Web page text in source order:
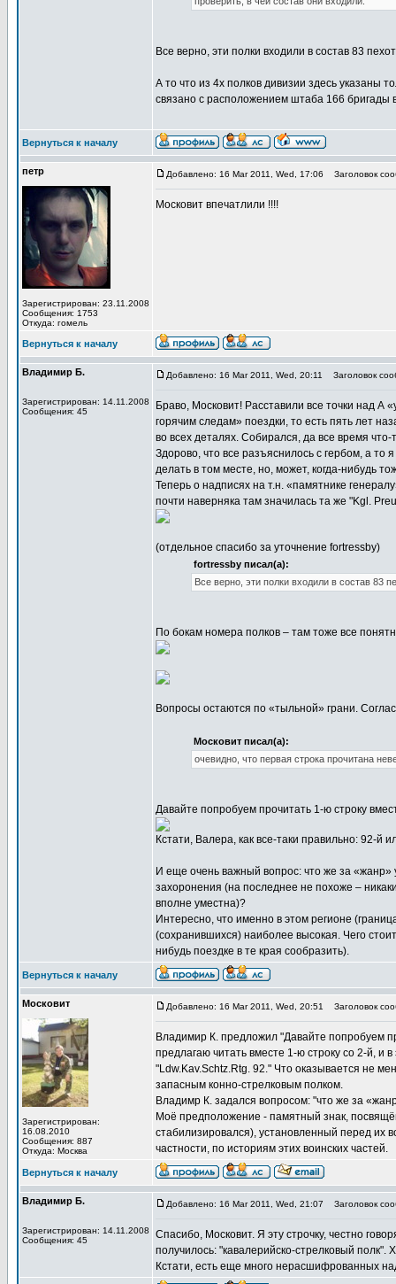
Все верно, эти полки входили в состав 83
А то что из 4х полков дивизии здесь указаны
связано с расположением штаба 166 бригады
Вернуться к началу
петр
Зарегистрирован: 23.11.2008
Сообщения: 1753
Откуда: гомель
Добавлено: 16 Mar 2011, Wed, 17:06 Заголовок
Московит впечатлили !!!!
Вернуться к началу
Владимир Б.
Зарегистрирован: 14.11.2008
Сообщения: 45
Добавлено: 16 Mar 2011, Wed, 20:11 Заголовок
Браво, Московит! Расставили все точки над А
горячим следам» поездки, то есть пять лет
во всех деталях. Собирался, да все время
Здорово, что все разъяснилось с гербом, а то
делать в том месте, но, может, когда-нибудь
Теперь о надписях на т.н. «памятнике
почти наверняка там значилась та же "Kgl.
(отдельное спасибо за уточнение fortressby)
fortressby писал(а):
Все верно, эти полки входили в состав 83
По бокам номера полков – там тоже все
Вопросы остаются по «тыльной» грани.
Московит писал(а):
очевидно, что первая строка прочитана
Давайте попробуем прочитать 1-ю строку
Кстати, Валера, как все-таки правильно: 92-й
И еще очень важный вопрос: что же за «жанр»
захоронения (на последнее не похоже –
вполне уместна)?
Интересно, что именно в этом регионе
(сохранившихся) наиболее высокая. Чего
нибудь поездке в те края сообразить).
Вернуться к началу
Московит
Зарегистрирован:
16.08.2010
Сообщения: 887
Откуда: Москва
Добавлено: 16 Mar 2011, Wed, 20:51 Заголовок
Владимир К. предложил "Давайте попробуем
предлагаю читать вместе 1-ю строку со 2-й,
"Ldw.Kav.Schtz.Rtg. 92." Что оказывается не
запасным конно-стрелковым полком.
Владимр К. задался вопросом: "что же за
Моё предположение - памятный знак,
стабилизировался), установленный перед их
частности, по историям этих воинских частей.
Вернуться к началу
Владимир Б.
Зарегистрирован: 14.11.2008
Сообщения: 45
Добавлено: 16 Mar 2011, Wed, 21:07 Заголовок
Спасибо, Московит. Я эту строчку, честно
получилось: "кавалерийско-стрелковый полк".
Кстати, есть еще много нерасшифрованных